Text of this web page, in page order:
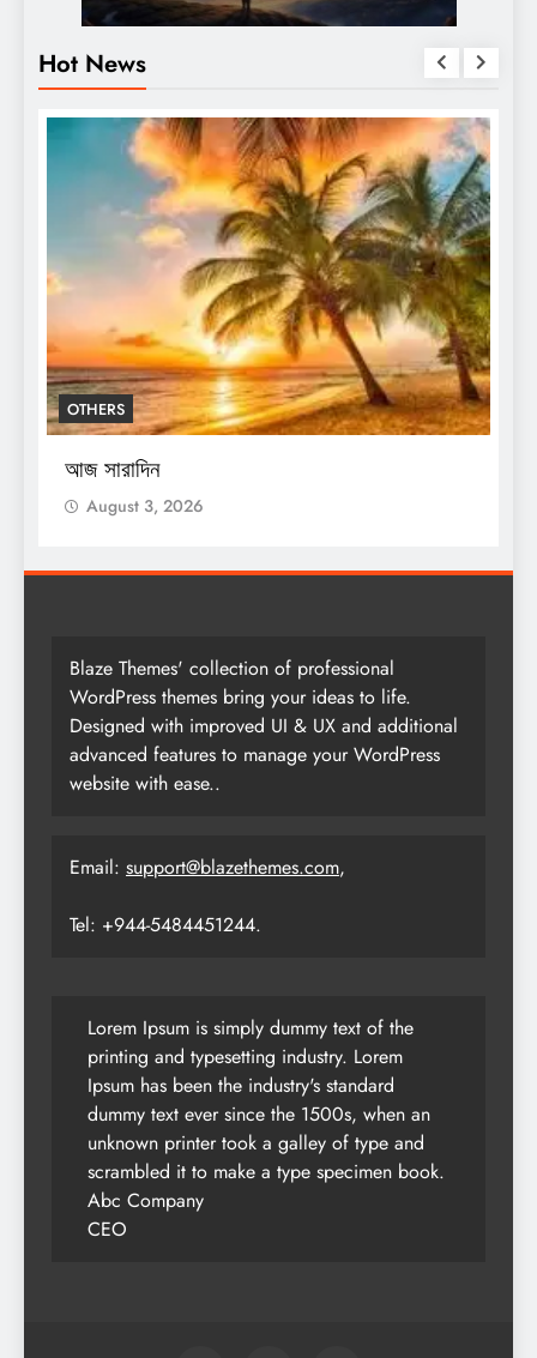
Hot News
OTHERS
আজ সারাদিন
August 3, 2026
Blaze Themes' collection of professional
WordPress themes bring your ideas to life.
Designed with improved UI & UX and additional
advanced features to manage your WordPress
website with ease..
Email: support@blazethemes.com,
Tel: +944-5484451244.
Lorem Ipsum is simply dummy text of the
printing and typesetting industry. Lorem
Ipsum has been the industry's standard
dummy text ever since the 1500s, when an
unknown printer took a galley of type and
scrambled it to make a type specimen book.
Abc Company
CEO